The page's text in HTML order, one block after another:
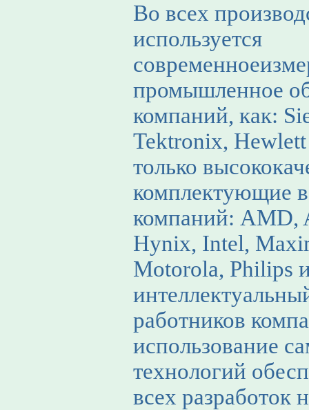
Во всех
используется
промышленное
компаний, как:
Tektronix, Нewlett
только
комплектующие
компаний: AMD,
Hynix, Intel,
Motorola, Philips
работников
использование
технологий
всех разработок